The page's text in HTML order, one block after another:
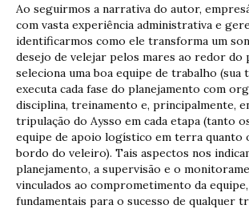
Ao seguirmos a narrativa do autor,
com vasta experiência administrativa e
identificarmos como ele transforma um
desejo de velejar pelos mares ao redor do
seleciona uma boa equipe de trabalho (sua
executa cada fase do planejamento com
disciplina, treinamento e, principalmente,
tripulação do Aysso em cada etapa (tanto
equipe de apoio logístico em terra quanto
bordo do veleiro). Tais aspectos nos
planejamento, a supervisão e o
vinculados ao comprometimento da
fundamentais para o sucesso de qualquer